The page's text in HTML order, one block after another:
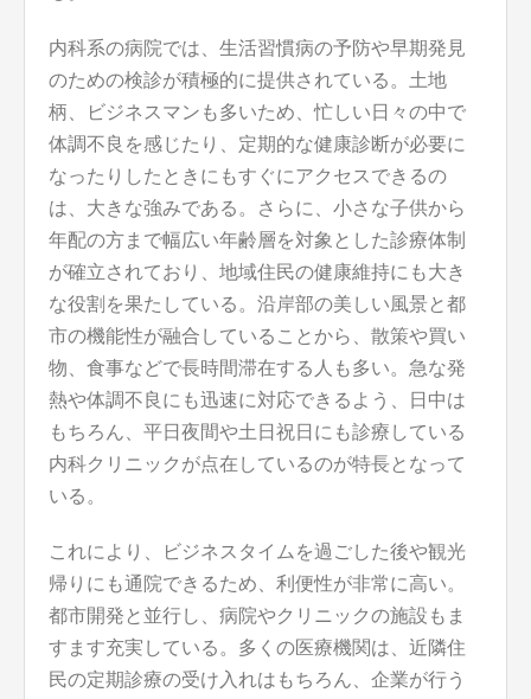
内科系の病院では、生活習慣病の予防や早期発見
のための検診が積極的に提供されている。土地
柄、ビジネスマンも多いため、忙しい日々の中で
体調不良を感じたり、定期的な健康診断が必要に
なったりしたときにもすぐにアクセスできるの
は、大きな強みである。さらに、小さな子供から
年配の方まで幅広い年齢層を対象とした診療体制
が確立されており、地域住民の健康維持にも大き
な役割を果たしている。沿岸部の美しい風景と都
市の機能性が融合していることから、散策や買い
物、食事などで長時間滞在する人も多い。急な発
熱や体調不良にも迅速に対応できるよう、日中は
もちろん、平日夜間や土日祝日にも診療している
内科クリニックが点在しているのが特長となって
いる。
これにより、ビジネスタイムを過ごした後や観光
帰りにも通院できるため、利便性が非常に高い。
都市開発と並行し、病院やクリニックの施設もま
すます充実している。多くの医療機関は、近隣住
民の定期診療の受け入れはもちろん、企業が行う